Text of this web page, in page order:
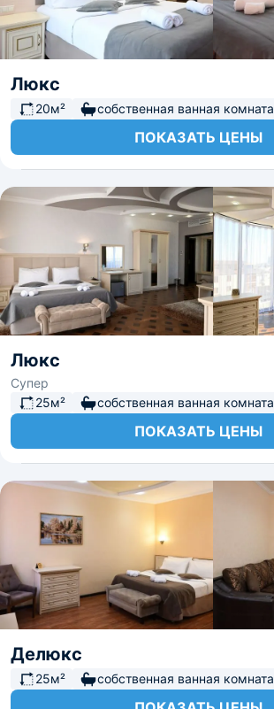
Люкс
20м² собственная ванная комната
ПОКАЗАТЬ ЦЕНЫ
Люкс
Супер
25м²
собственная ванная комната
ПОКАЗАТЬ ЦЕНЫ
Делюкс
25м² собственная ванная комната